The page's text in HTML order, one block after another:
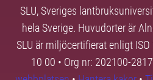
SLU, Sveriges
hela Sverige. Huvudorter är
SLU är miljöcertifierat enligt
10 00 • Org nr: 202100-2817